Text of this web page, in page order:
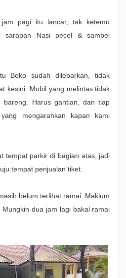
jam pagi itu lancar, tak ketemu
sarapan Nasi pecel & sambel
Boko sudah dilebarkan, tidak
kesini. Mobil yang melintas tidak
bareng. Harus gantian, dan tiap
mengarahkan kapan kami
tempat parkir di bagian atas, jadi
tempat penjualan tiket.
belum terlihat ramai. Maklum
dua jam lagi bakal ramai